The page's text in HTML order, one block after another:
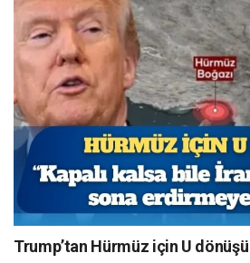
Trump’tan Hürmüz için U dönüşü